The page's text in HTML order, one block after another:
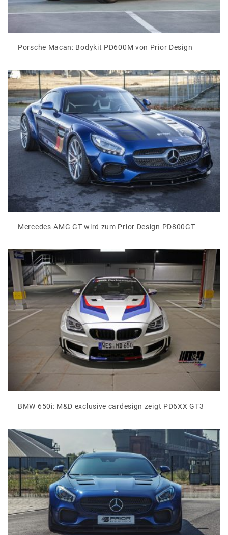
Porsche Macan: Bodykit PD600M von Prior Design
Mercedes-AMG GT wird zum Prior Design PD800GT
BMW 650i: M&D exclusive cardesign zeigt PD6XX GT3